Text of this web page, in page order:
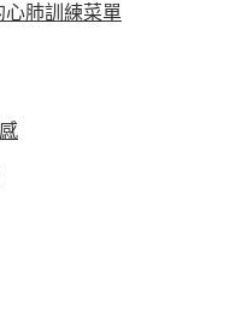
心肺訓練菜單